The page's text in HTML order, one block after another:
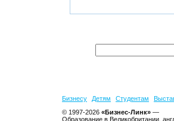
Бизнесу Детям Студентам
© 1997-2026 «Бизнес-Линк» —
Образование в Великобритании,